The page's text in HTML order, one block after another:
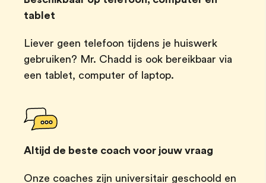
tablet
Liever geen telefoon tijdens je huiswerk
gebruiken? Mr. Chadd is ook bereikbaar via
een tablet, computer of laptop.
Altijd de beste coach voor jouw vraag
Onze coaches zijn universitair geschoold en